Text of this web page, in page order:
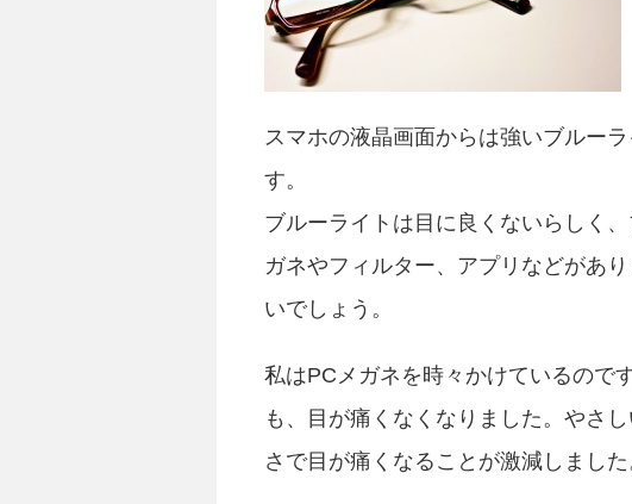
スマホの液晶画面からは強いブルー
す。
ブルーライトは目に良くないらしく
ガネやフィルター、アプリなどがあ
いでしょう。
私はPCメガネを時々かけているので
も、目が痛くなくなりました。やさ
さで目が痛くなることが激減しました